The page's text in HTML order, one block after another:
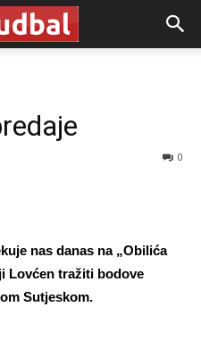
0
nas danas na „Obilića
Lovćen tražiti bodove
Sutjeskom.